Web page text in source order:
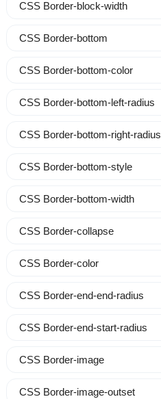
CSS Border-block-width
CSS Border-bottom
CSS Border-bottom-color
CSS Border-bottom-left-radius
CSS Border-bottom-right-radius
CSS Border-bottom-style
CSS Border-bottom-width
CSS Border-collapse
CSS Border-color
CSS Border-end-end-radius
CSS Border-end-start-radius
CSS Border-image
CSS Border-image-outset